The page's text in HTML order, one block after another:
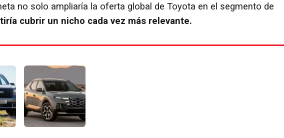
no solo ampliaría la oferta global de Toyota en el segmento de
cubrir un nicho cada vez más relevante.